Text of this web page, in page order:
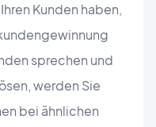
Kunden haben,
sprechen und
werden Sie
bei ähnlichen